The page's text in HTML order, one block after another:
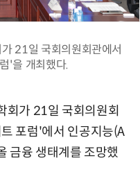
21일 국회의원회관에서
'을 개최했다.
회가 21일 국회의원회
포럼'에서 인공지능(A
금융 생태계를 조망했